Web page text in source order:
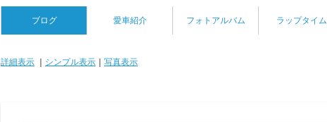
ブログ 愛車紹介 フォトアルバム ラップタイム
詳細表示 シンプル表示 写真表示